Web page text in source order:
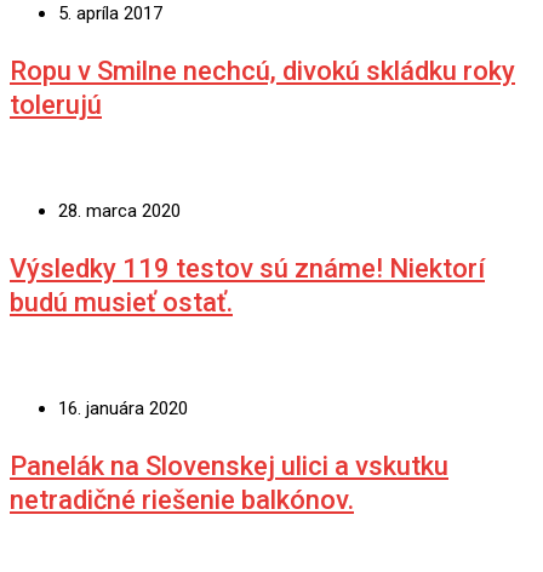
5. apríla 2017
Ropu v Smilne nechcú, divokú skládku roky
tolerujú
28. marca 2020
Výsledky 119 testov sú známe! Niektorí
budú musieť ostať.
16. januára 2020
Panelák na Slovenskej ulici a vskutku
netradičné riešenie balkónov.